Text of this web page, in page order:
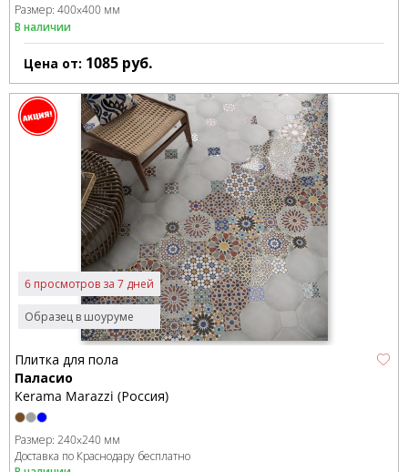
Размер: 400x400 мм
В наличии
Цена от: 1085 руб.
Образец в шоуруме
6 просмотров за 7 дней
Плитка для пола
Паласио
Kerama Marazzi (Россия)
Размер: 240x240 мм
Доставка по Краснодару бесплатно